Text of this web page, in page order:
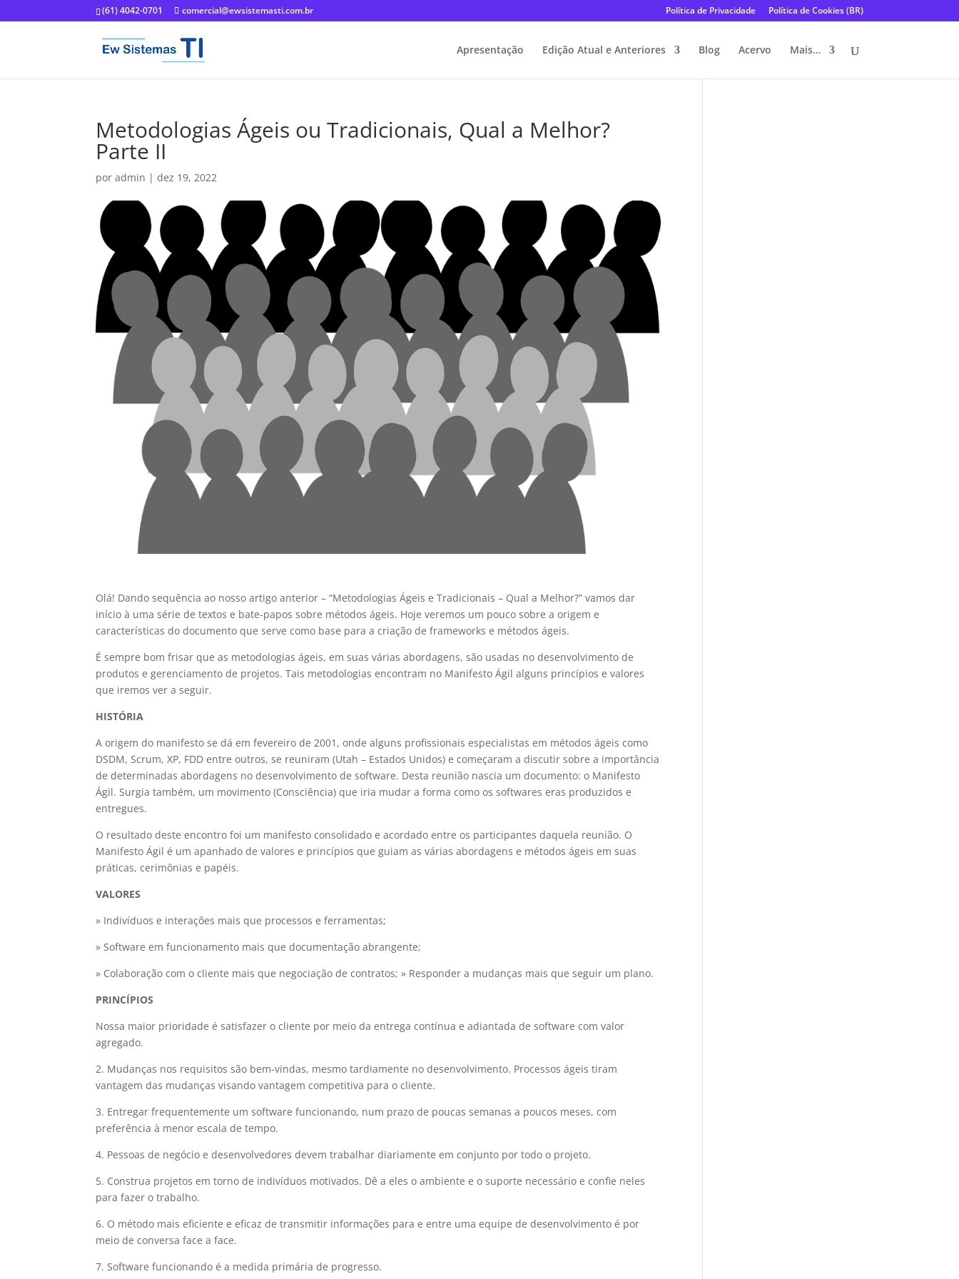
(61) 4042-0701 comercial@ewsistemasti.com.br Política de Privacidade Política de Cookies (BR)
Apresentação Edição Atual e Anteriores Blog Acervo Mais…
Metodologias Ágeis ou Tradicionais, Qual a Melhor?
Parte II
poradmin |dez 19, 2022
Olá! Dando sequência ao nosso artigo anterior – “Metodologias Ágeis e Tradicionais – Qual a Melhor?” vamos dar
início à uma série de textos e bate-papos sobre métodos ágeis. Hoje veremos um pouco sobre a origem e
características do documento que serve como base para a criação de frameworks e métodos ágeis.
É sempre bom frisar que as metodologias ágeis, em suas várias abordagens, são usadas no desenvolvimento de
produtos e gerenciamento de projetos. Tais metodologias encontram no Manifesto Ágil alguns princípios e valores
que iremos ver a seguir.
HISTÓRIA
A origem do manifesto se dá em fevereiro de 2001, onde alguns profissionais especialistas em métodos ágeis como
DSDM, Scrum, XP, FDD entre outros, se reuniram (Utah – Estados Unidos) e começaram a discutir sobre a importância
de determinadas abordagens no desenvolvimento de software. Desta reunião nascia um documento: o Manifesto
Ágil. Surgia também, um movimento (Consciência) que iria mudar a forma como os softwares eras produzidos e
entregues.
O resultado deste encontro foi um manifesto consolidado e acordado entre os participantes daquela reunião. O
Manifesto Ágil é um apanhado de valores e princípios que guiam as várias abordagens e métodos ágeis em suas
práticas, cerimônias e papéis.
VALORES
» Indivíduos e interações mais que processos e ferramentas;
» Software em funcionamento mais que documentação abrangente;
» Colaboração com o cliente mais que negociação de contratos; » Responder a mudanças mais que seguir um plano.
PRINCÍPIOS
Nossa maior prioridade é satisfazer o cliente por meio da entrega contínua e adiantada de software com valor
agregado.
2. Mudanças nos requisitos são bem-vindas, mesmo tardiamente no desenvolvimento. Processos ágeis tiram
vantagem das mudanças visando vantagem competitiva para o cliente.
3. Entregar frequentemente um software funcionando, num prazo de poucas semanas a poucos meses, com
preferência à menor escala de tempo.
4. Pessoas de negócio e desenvolvedores devem trabalhar diariamente em conjunto por todo o projeto.
5. Construa projetos em torno de indivíduos motivados. Dê a eles o ambiente e o suporte necessário e confie neles
para fazer o trabalho.
6. O método mais eficiente e eficaz de transmitir informações para e entre uma equipe de desenvolvimento é por
meio de conversa face a face.
7. Software funcionando é a medida primária de progresso.